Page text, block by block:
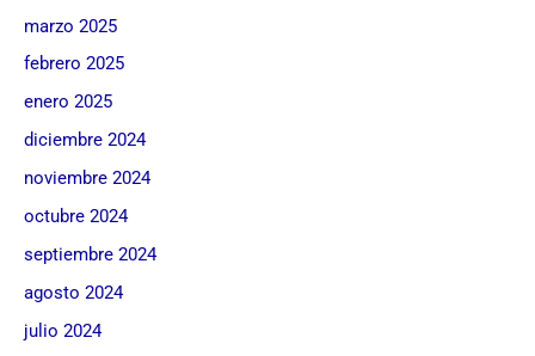
marzo 2025
febrero 2025
enero 2025
diciembre 2024
noviembre 2024
octubre 2024
septiembre 2024
agosto 2024
julio 2024